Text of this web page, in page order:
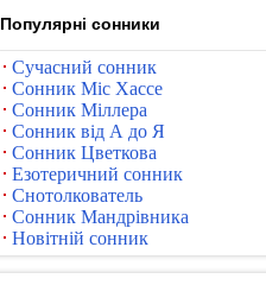
Популярні сонники
Сучасний сонник
Сонник Міс Хассе
Сонник Міллера
Сонник від А до Я
Сонник Цветкова
Езотеричний сонник
Снотолкователь
Сонник Мандрівника
Новітній сонник